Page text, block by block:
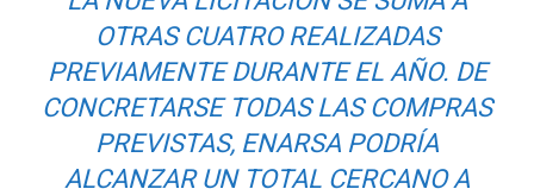
OTRAS CUATRO REALIZADAS
PREVIAMENTE DURANTE EL AÑO. DE
CONCRETARSE TODAS LAS COMPRAS
PREVISTAS, ENARSA PODRÍA
ALCANZAR UN TOTAL CERCANO A